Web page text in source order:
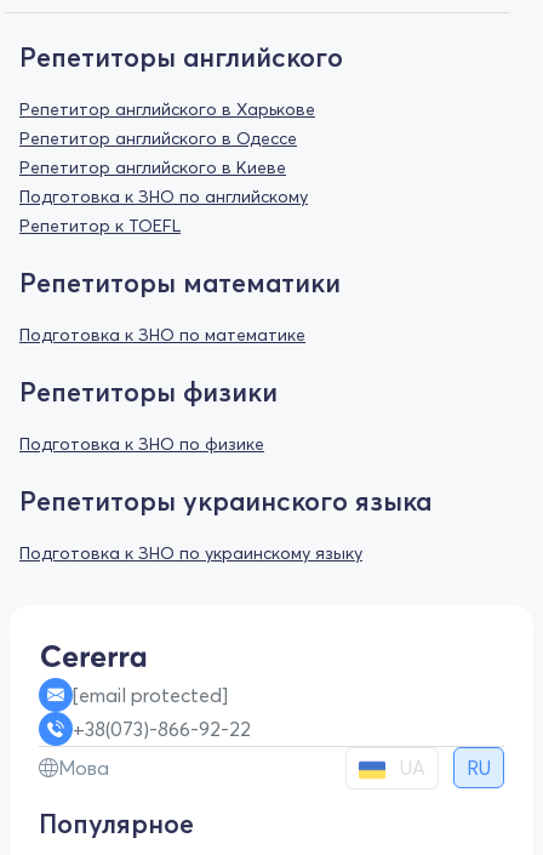
Репетиторы английского
Репетитор английского в Харькове
Репетитор английского в Одессе
Репетитор английского в Киеве
Подготовка к ЗНО по английскому
Репетитор к TOEFL
Репетиторы математики
Подготовка к ЗНО по математике
Репетиторы физики
Подготовка к ЗНО по физике
Репетиторы украинского языка
Подготовка к ЗНО по украинскому языку
[email protected]
+38(073)-866-92-22
Мова
UA RU
Популярное